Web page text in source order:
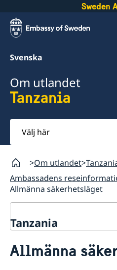
Sweden
Svenska
Om utlandet
Tanzania
Välj
här
Om utlandet
Ambassadens
Allmänna säkerhetsläget
Tanzania
Hjälp till svenskar i
Allmänna